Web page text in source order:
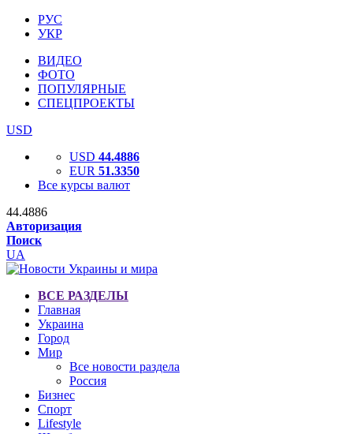
РУС
УКР
ВИДЕО
ФОТО
ПОПУЛЯРНЫЕ
СПЕЦПРОЕКТЫ
USD
USD 44.4886
EUR 51.3350
Все курсы валют
44.4886
Авторизация
Поиск
UA
ВСЕ РАЗДЕЛЫ
Главная
Украина
Город
Мир
Все новости раздела
Россия
Бизнес
Спорт
Lifestyle